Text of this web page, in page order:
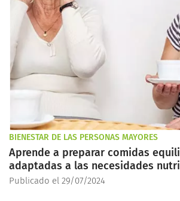
BIENESTAR DE LAS PERSONAS MAYORES
Aprende a preparar comidas
adaptadas a las necesidades
Publicado el 29/07/2024